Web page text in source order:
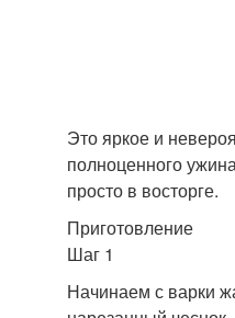
Это яркое и
полноценного
просто в восторге.
Приготовление
Шаг 1
Начинаем с варки